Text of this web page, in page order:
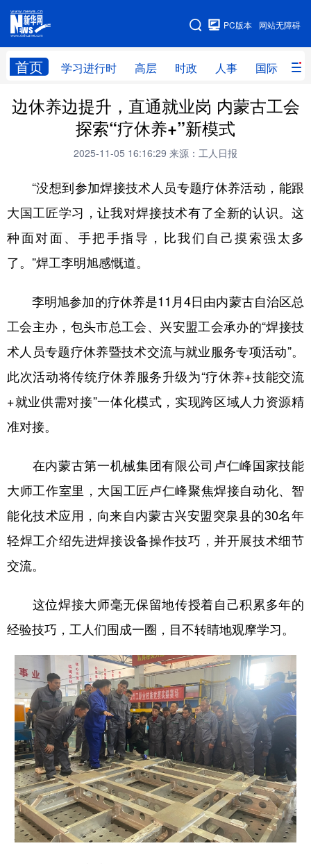
网站无障碍
PC版本
首页 学习进行时 高层 时政 人事 国际 财
网站地图
学习进行时 高层 时政 人事
财经 网评
全球连线
科技 科创 量子 体育
文化 书画 健康 军事
食品 人居 信息化 数字经济
学术中国 乡村振兴 溯源中国
彩票 娱乐 时尚 悦读
公益
地方频道
北京 天津 河北 山西
浙江 安徽 福建 江西
山东 河南 湖北 湖南
广东 广西 海南 重庆
四川 贵州 云南 西藏
陕西 甘肃 青海 宁夏
新疆 内蒙古 黑龙江
多语种频道
English Español Français عربى
边休养边提升，直通就业岗 内蒙古工会
探索“疗休养+”新模式
2025-11-05 16:16:29 来源：工人日报
“没想到参加焊接技术人员专题疗休养活动，能跟
大国工匠学习，让我对焊接技术有了全新的认识。这
种面对面、手把手指导，比我们自己摸索强太多
了。”焊工李明旭感慨道。
李明旭参加的疗休养是11月4日由内蒙古自治区总
工会主办，包头市总工会、兴安盟工会承办的“焊接技
术人员专题疗休养暨技术交流与就业服务专项活动”。
此次活动将传统疗休养服务升级为“疗休养+技能交流
+就业供需对接”一体化模式，实现跨区域人力资源精
准对接。
在内蒙古第一机械集团有限公司卢仁峰国家技能
大师工作室里，大国工匠卢仁峰聚焦焊接自动化、智
能化技术应用，向来自内蒙古兴安盟突泉县的30名年
轻焊工介绍先进焊接设备操作技巧，并开展技术细节
交流。
这位焊接大师毫无保留地传授着自己积累多年的
经验技巧，工人们围成一圈，目不转睛地观摩学习。